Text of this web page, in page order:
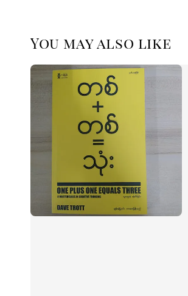
You may also like